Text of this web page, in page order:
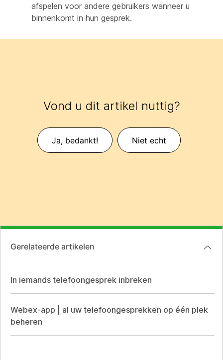
afspelen voor andere gebruikers wanneer u
binnenkomt in hun gesprek.
Vond u dit artikel nuttig?
Ja, bedankt! Niet echt
Gerelateerde artikelen
In iemands telefoongesprek inbreken
Webex-app | al uw telefoongesprekken op één plek
beheren